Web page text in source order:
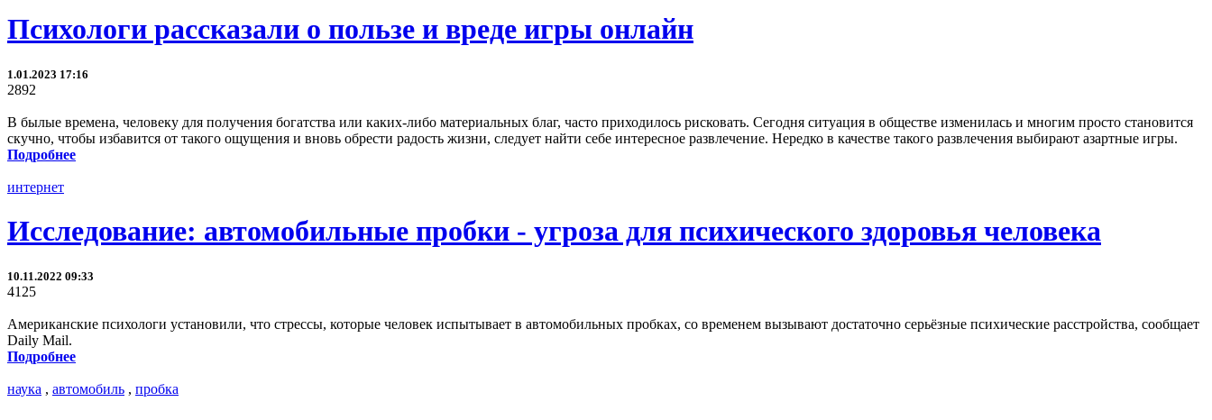
Психологи рассказали о пользе и вреде игры онлайн
1.01.2023 17:16
2892
В былые времена, человеку для получения богатства или каких-либо материальных благ, часто приходилось рисковать. Сегодня ситуация в обществе изменилась и многим просто становится
скучно, чтобы избавится от такого ощущения и вновь обрести радость жизни, следует найти себе интересное развлечение. Нередко в качестве такого развлечения выбирают азартные игры.
Подробнее
интернет
Исследование: автомобильные пробки - угроза для психического здоровья человека
10.11.2022 09:33
4125
Американские психологи установили, что стрессы, которые человек испытывает в автомобильных пробках, со временем вызывают достаточно серьёзные психические расстройства, сообщает
Daily Mail.
Подробнее
наука , автомобиль , пробка